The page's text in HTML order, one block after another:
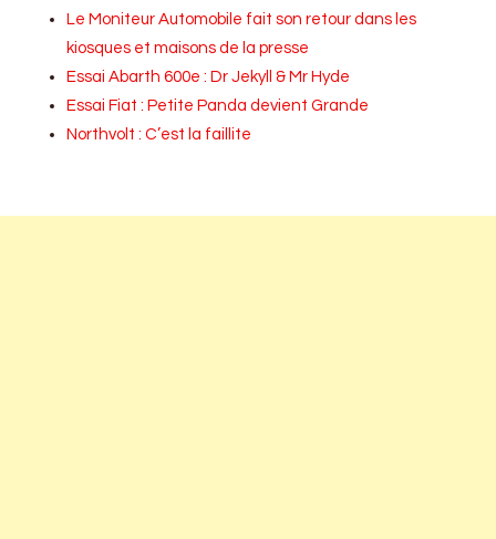
Le Moniteur Automobile fait son retour dans les
kiosques et maisons de la presse
Essai Abarth 600e : Dr Jekyll & Mr Hyde
Essai Fiat : Petite Panda devient Grande
Northvolt : C’est la faillite